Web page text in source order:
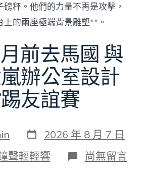
磅秤。他們的力量不再是攻擊，
的兩座極端背景雕塑**。
前去馬國 與
辦公室設計
友誼賽
發
表
日
期
2026 年 8 月 7 日
聲輕輕響 在
〈切
尚無留言